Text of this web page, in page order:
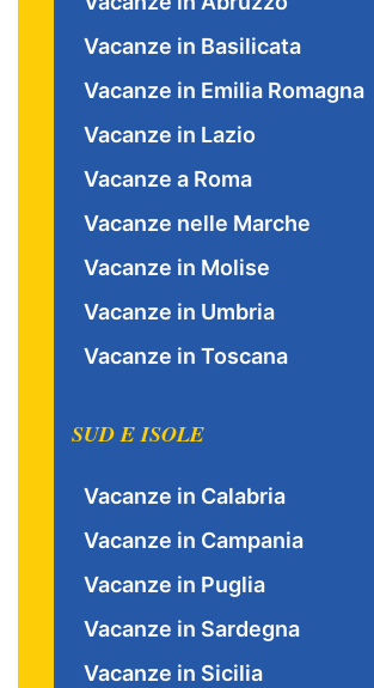
Vacanze in Basilicata
Vacanze in Emilia Romagna
Vacanze in Lazio
Vacanze a Roma
Vacanze nelle Marche
Vacanze in Molise
Vacanze in Umbria
Vacanze in Toscana
SUD E ISOLE
Vacanze in Calabria
Vacanze in Campania
Vacanze in Puglia
Vacanze in Sardegna
Vacanze in Sicilia